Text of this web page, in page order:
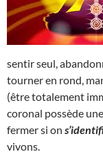
sentir seul,
tourner en rond,
(être totalement
coronal possède
fermer si on
vivons.